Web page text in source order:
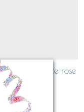
new Felicite rose
Sur demande